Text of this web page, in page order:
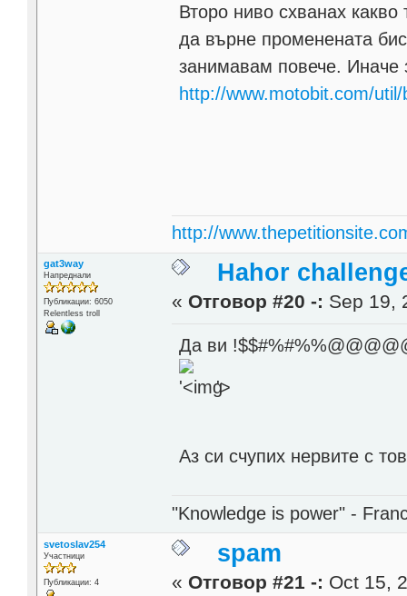
Второ ниво схванах
да върне променената
занимавам повече. Иначе
http://www.motobit.com/
http://
gat3way
Напреднали
Публикации: 6050
Relentless troll
Hahor
« Отговор #20 -: Sep 19,
Да ви
'>
Аз си счупих нервите с
"Knowledge is power" -
svetoslav254
Участници
Публикации: 4
spam
« Отговор #21 -: Oct 15,